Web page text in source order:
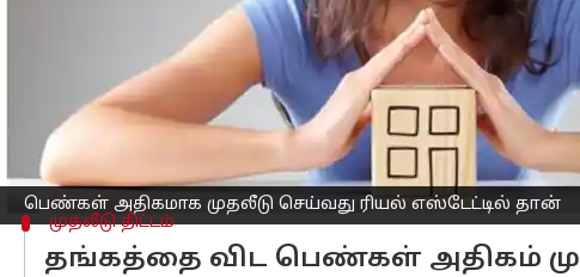
பெண்கள் அதிகமாக முதலீடு செய்வது ரியல் எஸ்டேட்டில் தான்
அதன்படி, ரியல் எஸ்டேட் ஆலோசகர்
தங்கத்தில் முதலீடு செய்ய
ரியல் எஸ்டேட் ஆலோசகர் அனரோக் நடத்திய
மேலும் 7% FD களை நிலையான வைப்பு
முதலீடு திட்டம்
தங்கத்தை விட பெண்கள் அதிகம்